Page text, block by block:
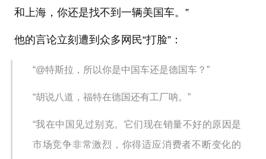
和上海，你还是找不到一辆美国车。”
他的言论立刻遭到众多网民“打脸”：
“@特斯拉，所以你是中国车还是德国车？”
“胡说八道， 福特在德国还有工厂呐。”
“我在中国见过别克。它们现在销量不好的原因是
市场竞争非常激烈，你得适应消费者不断变化的